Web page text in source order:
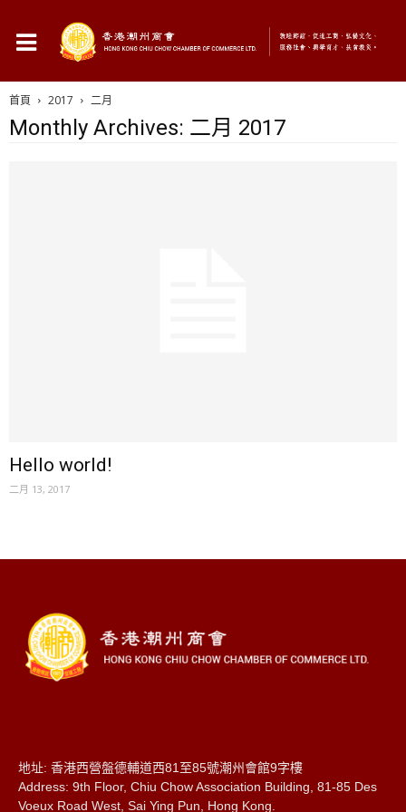
首頁 2017 二月
Monthly Archives: 二月 2017
Hello world!
二月 13, 2017
地址: 香港西營盤德輔道西81至85號潮州會館9字樓
Address: 9th Floor, Chiu Chow Association Building, 81-85 Des
Voeux Road West, Sai Ying Pun, Hong Kong.